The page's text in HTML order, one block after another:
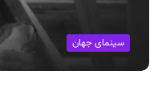
سینمای جهان